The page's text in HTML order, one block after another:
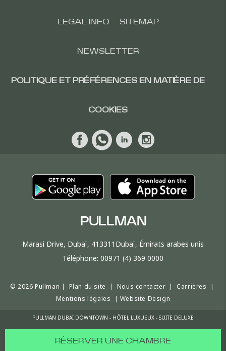
LEGAL INFO SITEMAP
NEWSLETTER
POLITIQUE ET PRÉFÉRENCES EN MATIÈRE DE
COOKIES
PULLMAN
Marasi Drive, Dubaï, 413311Dubaï, Émirats arabes unis
Téléphone: 00971 (4) 369 0000
© 2026 Pullman | Plan du site | Nous contacter | Carrières
|
Mentions légales | Website Design
PULLMAN DUBAI DOWNTOWN - HÔTEL LUXUEUX - SUITE DELUXE
RÉSERVER UNE CHAMBRE